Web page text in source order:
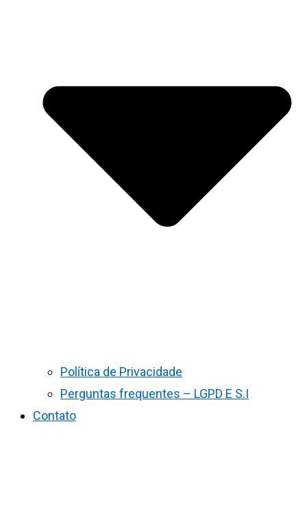
Política de Privacidade
Perguntas frequentes – LGPD E S.I
Contato